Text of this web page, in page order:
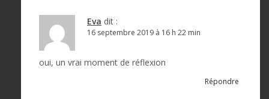
Eva dit :
16 septembre 2019 à 16 h 22 min
oui, un vrai moment de réflexion
Répondre